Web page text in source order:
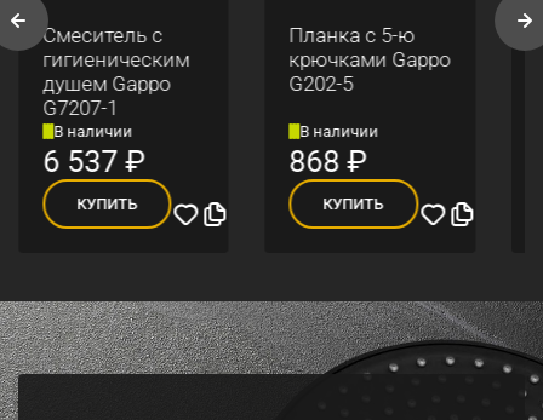
Смеситель с
гигиеническим
душем Gappo
G7207-1
В наличии
6 537₽
КУПИТЬ
Планка с 5-ю
крючками Gappo
G202-5
В наличии
868₽
КУПИТЬ